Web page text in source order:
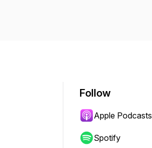
Follow
Apple Podcasts
Spotify